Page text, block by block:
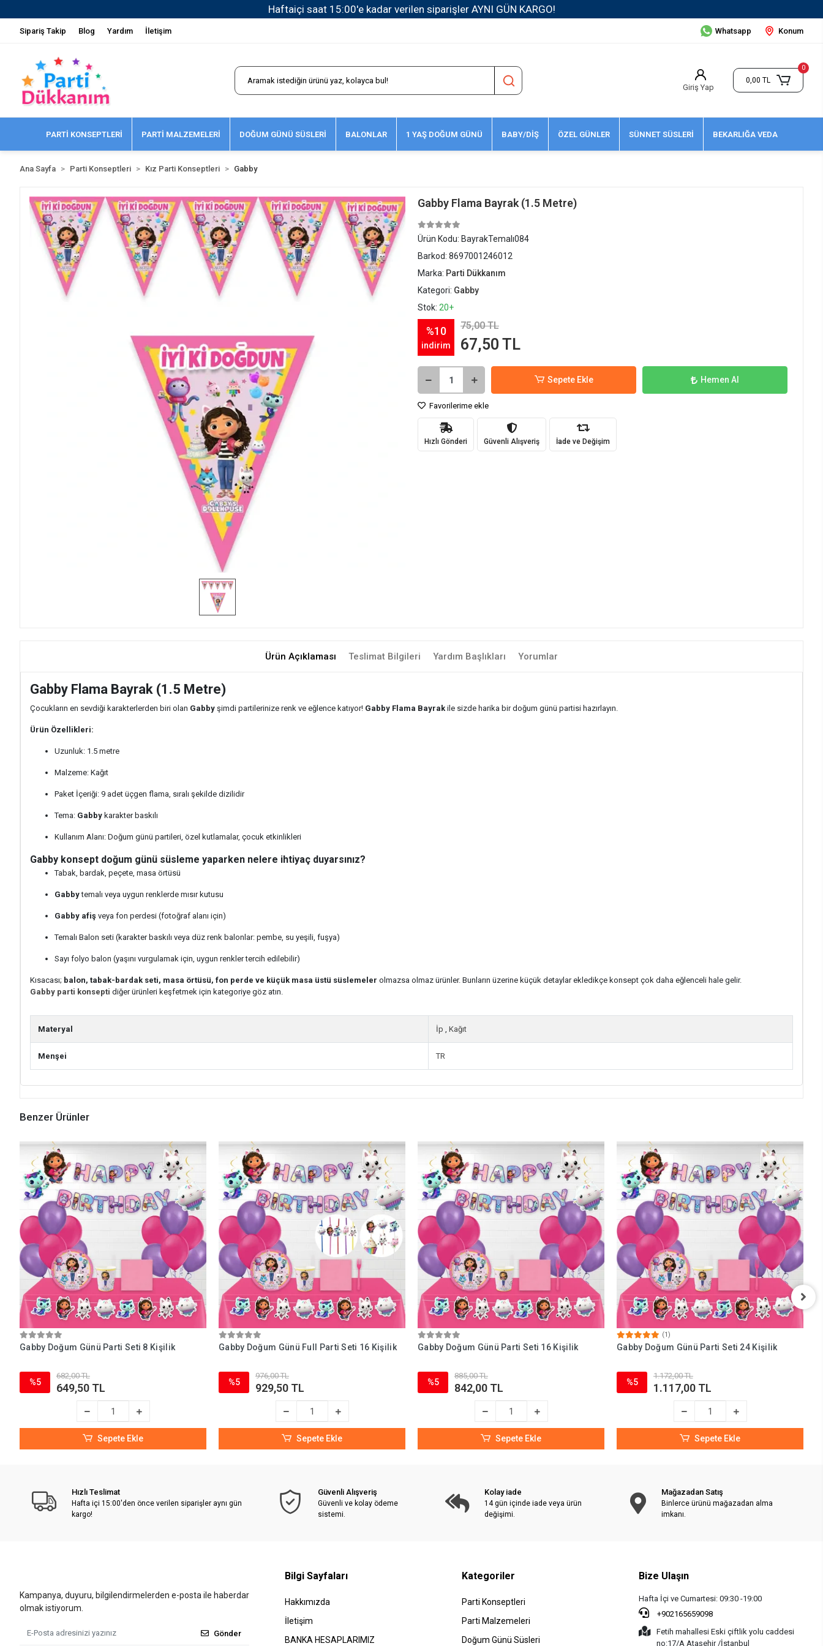
1500 TL ve Üzeri Kargo Ücretsiz!
Sipariş Takip Blog Yardım İletişim Whatsapp Konum
Giriş Yap
0
0,00 TL
PARTİ KONSEPTLERİ PARTİ MALZEMELERİ DOĞUM GÜNÜ SÜSLERİ BALONLAR 1 YAŞ DOĞUM GÜNÜ BABY/DİŞ ÖZEL GÜNLER SÜNNET SÜSLERİ BEKARLIĞA VEDA
Ana Sayfa Parti Konseptleri Kız Parti Konseptleri Gabby
Gabby Flama Bayrak (1.5 Metre)
Ürün Kodu: BayrakTemalı084
Barkod: 8697001246012
Marka: Parti Dükkanım
Kategori: Gabby
Stok: 20+
%10
indirim
75,00 TL
67,50 TL
Sepete Ekle Hemen Al
Favorilerime ekle
Hızlı Gönderi Güvenli Alışveriş İade ve Değişim
Ürün Açıklaması Teslimat Bilgileri Yardım Başlıkları Yorumlar
Gabby Flama Bayrak (1.5 Metre)
Çocukların en sevdiği karakterlerden biri olan Gabby şimdi partilerinize renk ve eğlence katıyor! Gabby Flama Bayrak ile sizde harika bir doğum günü partisi hazırlayın.
Ürün Özellikleri:
Uzunluk: 1.5 metre
Malzeme: Kağıt
Paket İçeriği: 9 adet üçgen flama, sıralı şekilde dizilidir
Tema: Gabby karakter baskılı
Kullanım Alanı: Doğum günü partileri, özel kutlamalar, çocuk etkinlikleri
Gabby konsept doğum günü süsleme yaparken nelere ihtiyaç duyarsınız?
Tabak, bardak, peçete, masa örtüsü
Gabbytemalı veya uygun renklerde mısır kutusu
Gabby afiş veya fon perdesi (fotoğraf alanı için)
Temalı Balon seti (karakter baskılı veya düz renk balonlar: pembe, su yeşili, fuşya)
Sayı folyo balon (yaşını vurgulamak için, uygun renkler tercih edilebilir)
Kısacası; balon, tabak-bardak seti, masa örtüsü, fon perde ve küçük masa üstü süslemeler olmazsa olmaz ürünler. Bunların üzerine küçük detaylar ekledikçe konsept çok daha eğlenceli hale gelir.
Gabby parti konsepti diğer ürünleri keşfetmek için kategoriye göz atın.
Materyal İp , Kağıt
Menşei TR
Benzer Ürünler
Gabby Doğum Günü Parti Seti 8 Kişilik
%5
682,00 TL
649,50 TL
Sepete Ekle
Gabby Doğum Günü Full Parti Seti 16 Kişilik
%5
976,00 TL
929,50 TL
Sepete Ekle
Gabby Doğum Günü Parti Seti 16 Kişilik
%5
885,00 TL
842,00 TL
Sepete Ekle
(1)
Gabby Doğum Günü Parti Seti 24 Kişilik
%5
1.172,00 TL
1.117,00 TL
Sepete Ekle
Hızlı Teslimat
Hafta içi 15:00'den önce verilen siparişler aynı gün
kargo!
Güvenli Alışveriş
Güvenli ve kolay ödeme
sistemi.
Kolay iade
14 gün içinde iade veya ürün
değişimi.
Mağazadan Satış
Binlerce ürünü mağazadan alma
imkanı.
Kampanya, duyuru, bilgilendirmelerden e-posta ile haberdar
olmak istiyorum.
Gönder
Bilgi Sayfaları
Hakkımızda
İletişim
BANKA HESAPLARIMIZ
Kategoriler
Parti Konseptleri
Parti Malzemeleri
Doğum Günü Süsleri
Bize Ulaşın
Hafta İçi ve Cumartesi: 09:30 -19:00
+902165659098
Fetih mahallesi Eski çiftlik yolu caddesi
no:17/A Ataşehir /İstanbul